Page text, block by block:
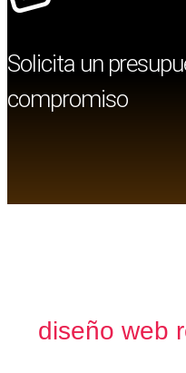
Solicita un
compromiso
diseño web